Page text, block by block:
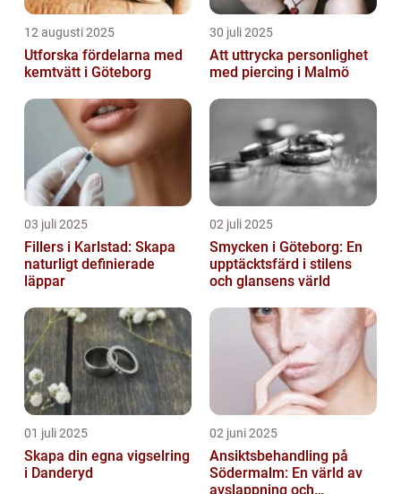
12 augusti 2025
Utforska fördelarna med
kemtvätt i Göteborg
30 juli 2025
Att uttrycka personlighet
med piercing i Malmö
03 juli 2025
Fillers i Karlstad: Skapa
naturligt definierade
läppar
02 juli 2025
Smycken i Göteborg: En
upptäcktsfärd i stilens
och glansens värld
01 juli 2025
Skapa din egna vigselring
i Danderyd
02 juni 2025
Ansiktsbehandling på
Södermalm: En värld av
avslappning och